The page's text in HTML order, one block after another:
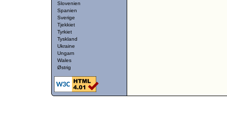
Slovenien
Spanien
Sverige
Tjekkiet
Tyrkiet
Tyskland
Ukraine
Ungarn
Wales
Østrig